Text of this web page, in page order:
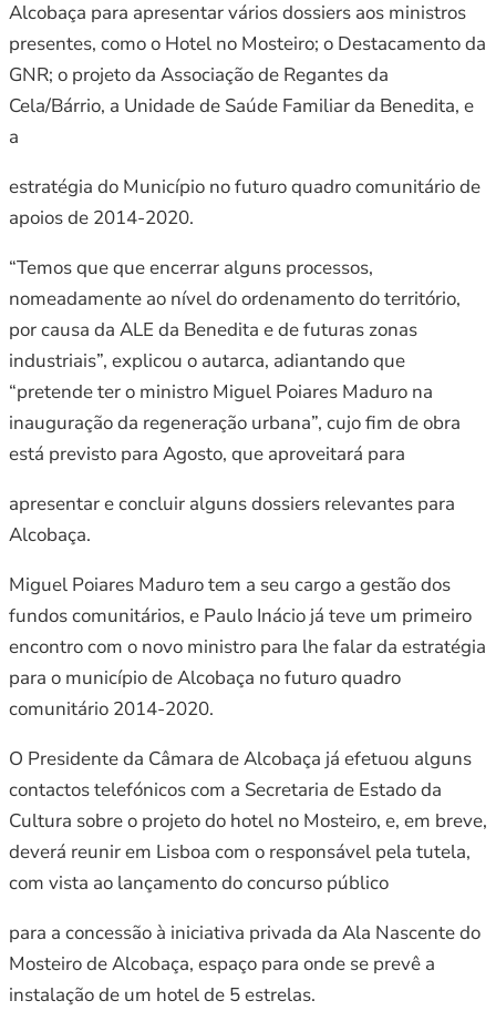
Alcobaça para apresentar vários dossiers aos ministros
presentes, como o Hotel no Mosteiro; o Destacamento da
GNR; o projeto da Associação de Regantes da
Cela/Bárrio, a Unidade de Saúde Familiar da Benedita, e
a
estratégia do Município no futuro quadro comunitário de
apoios de 2014-2020.
“Temos que que encerrar alguns processos,
nomeadamente ao nível do ordenamento do território,
por causa da ALE da Benedita e de futuras zonas
industriais”, explicou o autarca, adiantando que
“pretende ter o ministro Miguel Poiares Maduro na
inauguração da regeneração urbana”, cujo fim de obra
está previsto para Agosto, que aproveitará para
apresentar e concluir alguns dossiers relevantes para
Alcobaça.
Miguel Poiares Maduro tem a seu cargo a gestão dos
fundos comunitários, e Paulo Inácio já teve um primeiro
encontro com o novo ministro para lhe falar da estratégia
para o município de Alcobaça no futuro quadro
comunitário 2014-2020.
O Presidente da Câmara de Alcobaça já efetuou alguns
contactos telefónicos com a Secretaria de Estado da
Cultura sobre o projeto do hotel no Mosteiro, e, em breve,
deverá reunir em Lisboa com o responsável pela tutela,
com vista ao lançamento do concurso público
para a concessão à iniciativa privada da Ala Nascente do
Mosteiro de Alcobaça, espaço para onde se prevê a
instalação de um hotel de 5 estrelas.